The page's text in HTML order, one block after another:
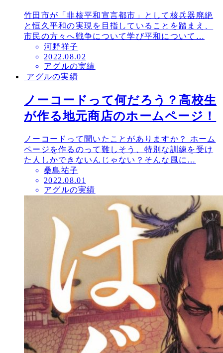
竹田市が「非核平和宣言都市」として核兵器廃絶
と恒久平和の実現を目指していることを踏まえ、
市民の方々へ戦争について学び平和について…
河野祥子
投
稿
日
2022.08.02
アグルの実績
アグルの実績
ノーコードって何だろう？高校生
が作る地元商店のホームページ！
ノーコードって聞いたことがありますか？ ホーム
ページを作るのって難しそう、特別な訓練を受け
た人しかできないんじゃない？そんな風に…
桑島祐子
投
稿
2022.08.01
アグルの実績